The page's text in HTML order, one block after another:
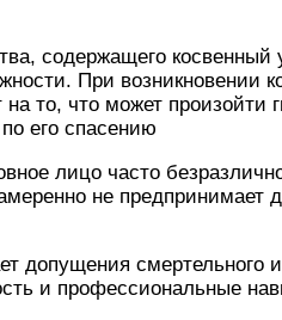
содержащего косвенный
При возникновении
то, что может произойти
его спасению
лицо часто
не предпринимает
допущения смертельного
и профессиональные